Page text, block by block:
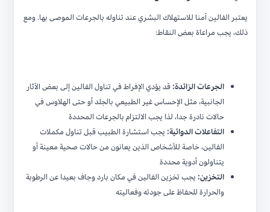
يعتبر الفالين آمنا للاستهلاك البشري عند تناوله بالجرعات الموصى بها. ومع
ذلك، يجب مراعاة بعض النقاط:
الجرعات الزائدة:قد يؤدي الإفراط في تناول الفالين إلى بعض الآثار
الجانبية، مثل الإحساس غير الطبيعي بالجلد أو حتى الهلاوس في
حالات نادرة جدا، لذا يجب الالتزام بالجرعات المحددة
التفاعلات الدوائية: يجب استشارة الطبيب قبل تناول مكملات
الفالين، خاصة للأشخاص الذين يعانون من حالات صحية معينة أو
يتناولون أدوية محددة
التخزين: يجب تخزين الفالين في مكان بارد وجاف بعيدا عن الرطوبة
والحرارة للحفاظ على جودته وفعاليته